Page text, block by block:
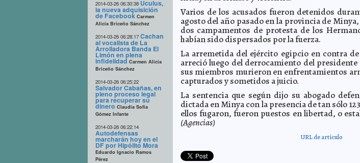
2014-03-26 06:30:38 Uculus,
la nueva adquisición
de Facebook Carmen
Alicia Briceño Sánchez
2014-03-26 06:28:17 Cachan
al vocalista de La
Arrolladora Banda El
Limón en plena
infidelidad Carmen Alicia
Briceño Sánchez
2014-03-26 06:25:22
Salvador Cabañas, en
pleno proceso legal
para recuperar su
dinero Claudia Sofía
Gómez Infante
2014-03-26 06:22:14
Autodefensas
marcharán hoy en el
DF por Hipólito Mora
Eduardo Ignacio Ramos
Pérez
Varios de los acusados fueron detenidos
agosto del año pasado en la provincia de
dos campamentos de protesta de los
habían sido dispersados por la fuerza.
La arremetida del ejército egipcio en contra
arreció luego del derrocamiento del
sus miembros murieron en enfrentamientos
capturados y sometidos a juicio.
La sentencia que según dijo su abogado
dictada en Minya con la presencia de tan sólo
ellos fugaron, fueron puestos en libertad, o
(Agencias)
URL de artículo